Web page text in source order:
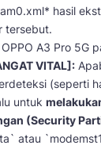
hasil
tersebut.
A3 Pro 5G
VITAL]:
(seperti
untuk
(Security
atau